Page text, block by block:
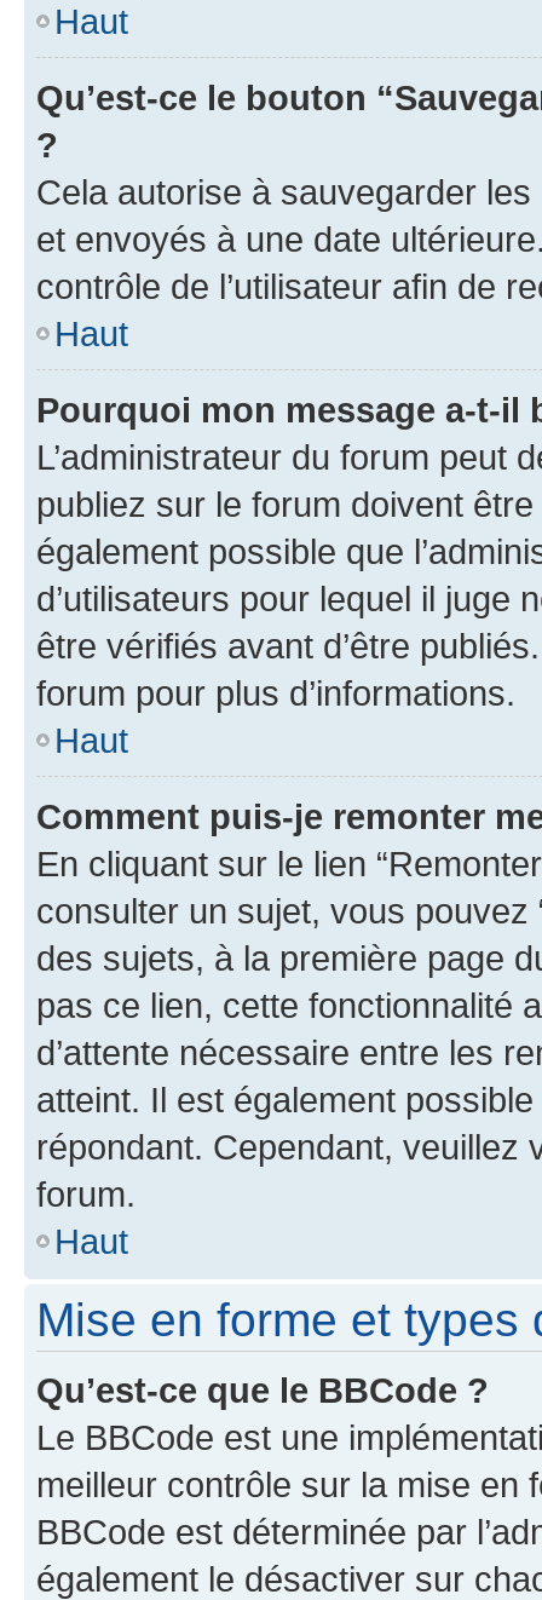
Haut
Qu’est-ce le bouton
?
Cela autorise à sauvegarder
et envoyés à une date
contrôle de l’utilisateur afin de
Haut
Pourquoi mon message a-t-il
L’administrateur du forum peut
publiez sur le forum doivent
également possible que
d’utilisateurs pour lequel il juge
être vérifiés avant d’être
forum pour plus d’informations.
Haut
Comment puis-je remonter
En cliquant sur le lien
consulter un sujet, vous pouvez
des sujets, à la première page
pas ce lien, cette fonctionnalité
d’attente nécessaire entre les
atteint. Il est également
répondant. Cependant,
forum.
Haut
Mise en forme et types
Qu’est-ce que le BBCode ?
Le BBCode est une
meilleur contrôle sur la mise en
BBCode est déterminée par
également le désactiver sur